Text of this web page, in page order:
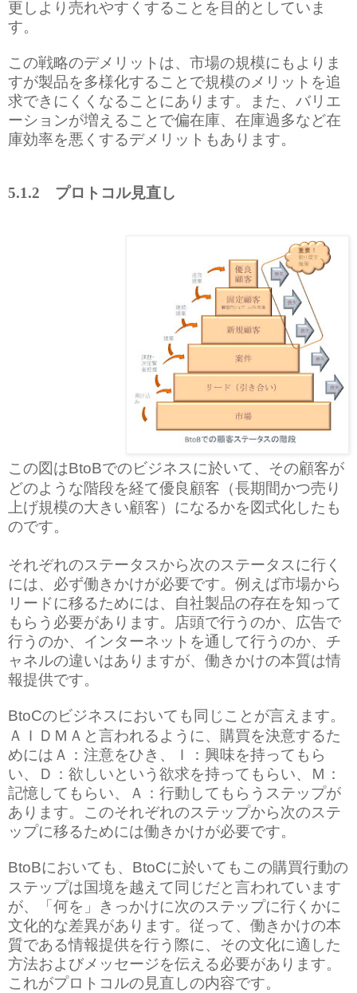
更しより売れやすくすることを目的としていま
す。
この戦略のデメリットは、市場の規模にもよりま
すが製品を多様化することで規模のメリットを追
求できにくくなることにあります。また、バリエ
ーションが増えることで偏在庫、在庫過多など在
庫効率を悪くするデメリットもあります。
5.1.2 プロトコル見直し
この図はBtoBでのビジネスに於いて、その顧客が
どのような階段を経て優良顧客（長期間かつ売り
上げ規模の大きい顧客）になるかを図式化したも
のです。
それぞれのステータスから次のステータスに行く
には、必ず働きかけが必要です。例えば市場から
リードに移るためには、自社製品の存在を知って
もらう必要があります。店頭で行うのか、広告で
行うのか、インターネットを通して行うのか、チ
ャネルの違いはありますが、働きかけの本質は情
報提供です。
BtoCのビジネスにおいても同じことが言えます。
ＡＩＤＭＡと言われるように、購買を決意するた
めにはＡ：注意をひき、Ｉ：興味を持ってもら
い、Ｄ：欲しいという欲求を持ってもらい、Ｍ：
記憶してもらい、Ａ：行動してもらうステップが
あります。このそれぞれのステップから次のステ
ップに移るためには働きかけが必要です。
BtoBにおいても、 BtoCに於いてもこの購買行動の
ステップは国境を越えて同じだと言われています
が、「何を」きっかけに次のステップに行くかに
文化的な差異があります。従って、働きかけの本
質である情報提供を行う際に、その文化に適した
方法およびメッセージを伝える必要があります。
これがプロトコルの見直しの内容です。